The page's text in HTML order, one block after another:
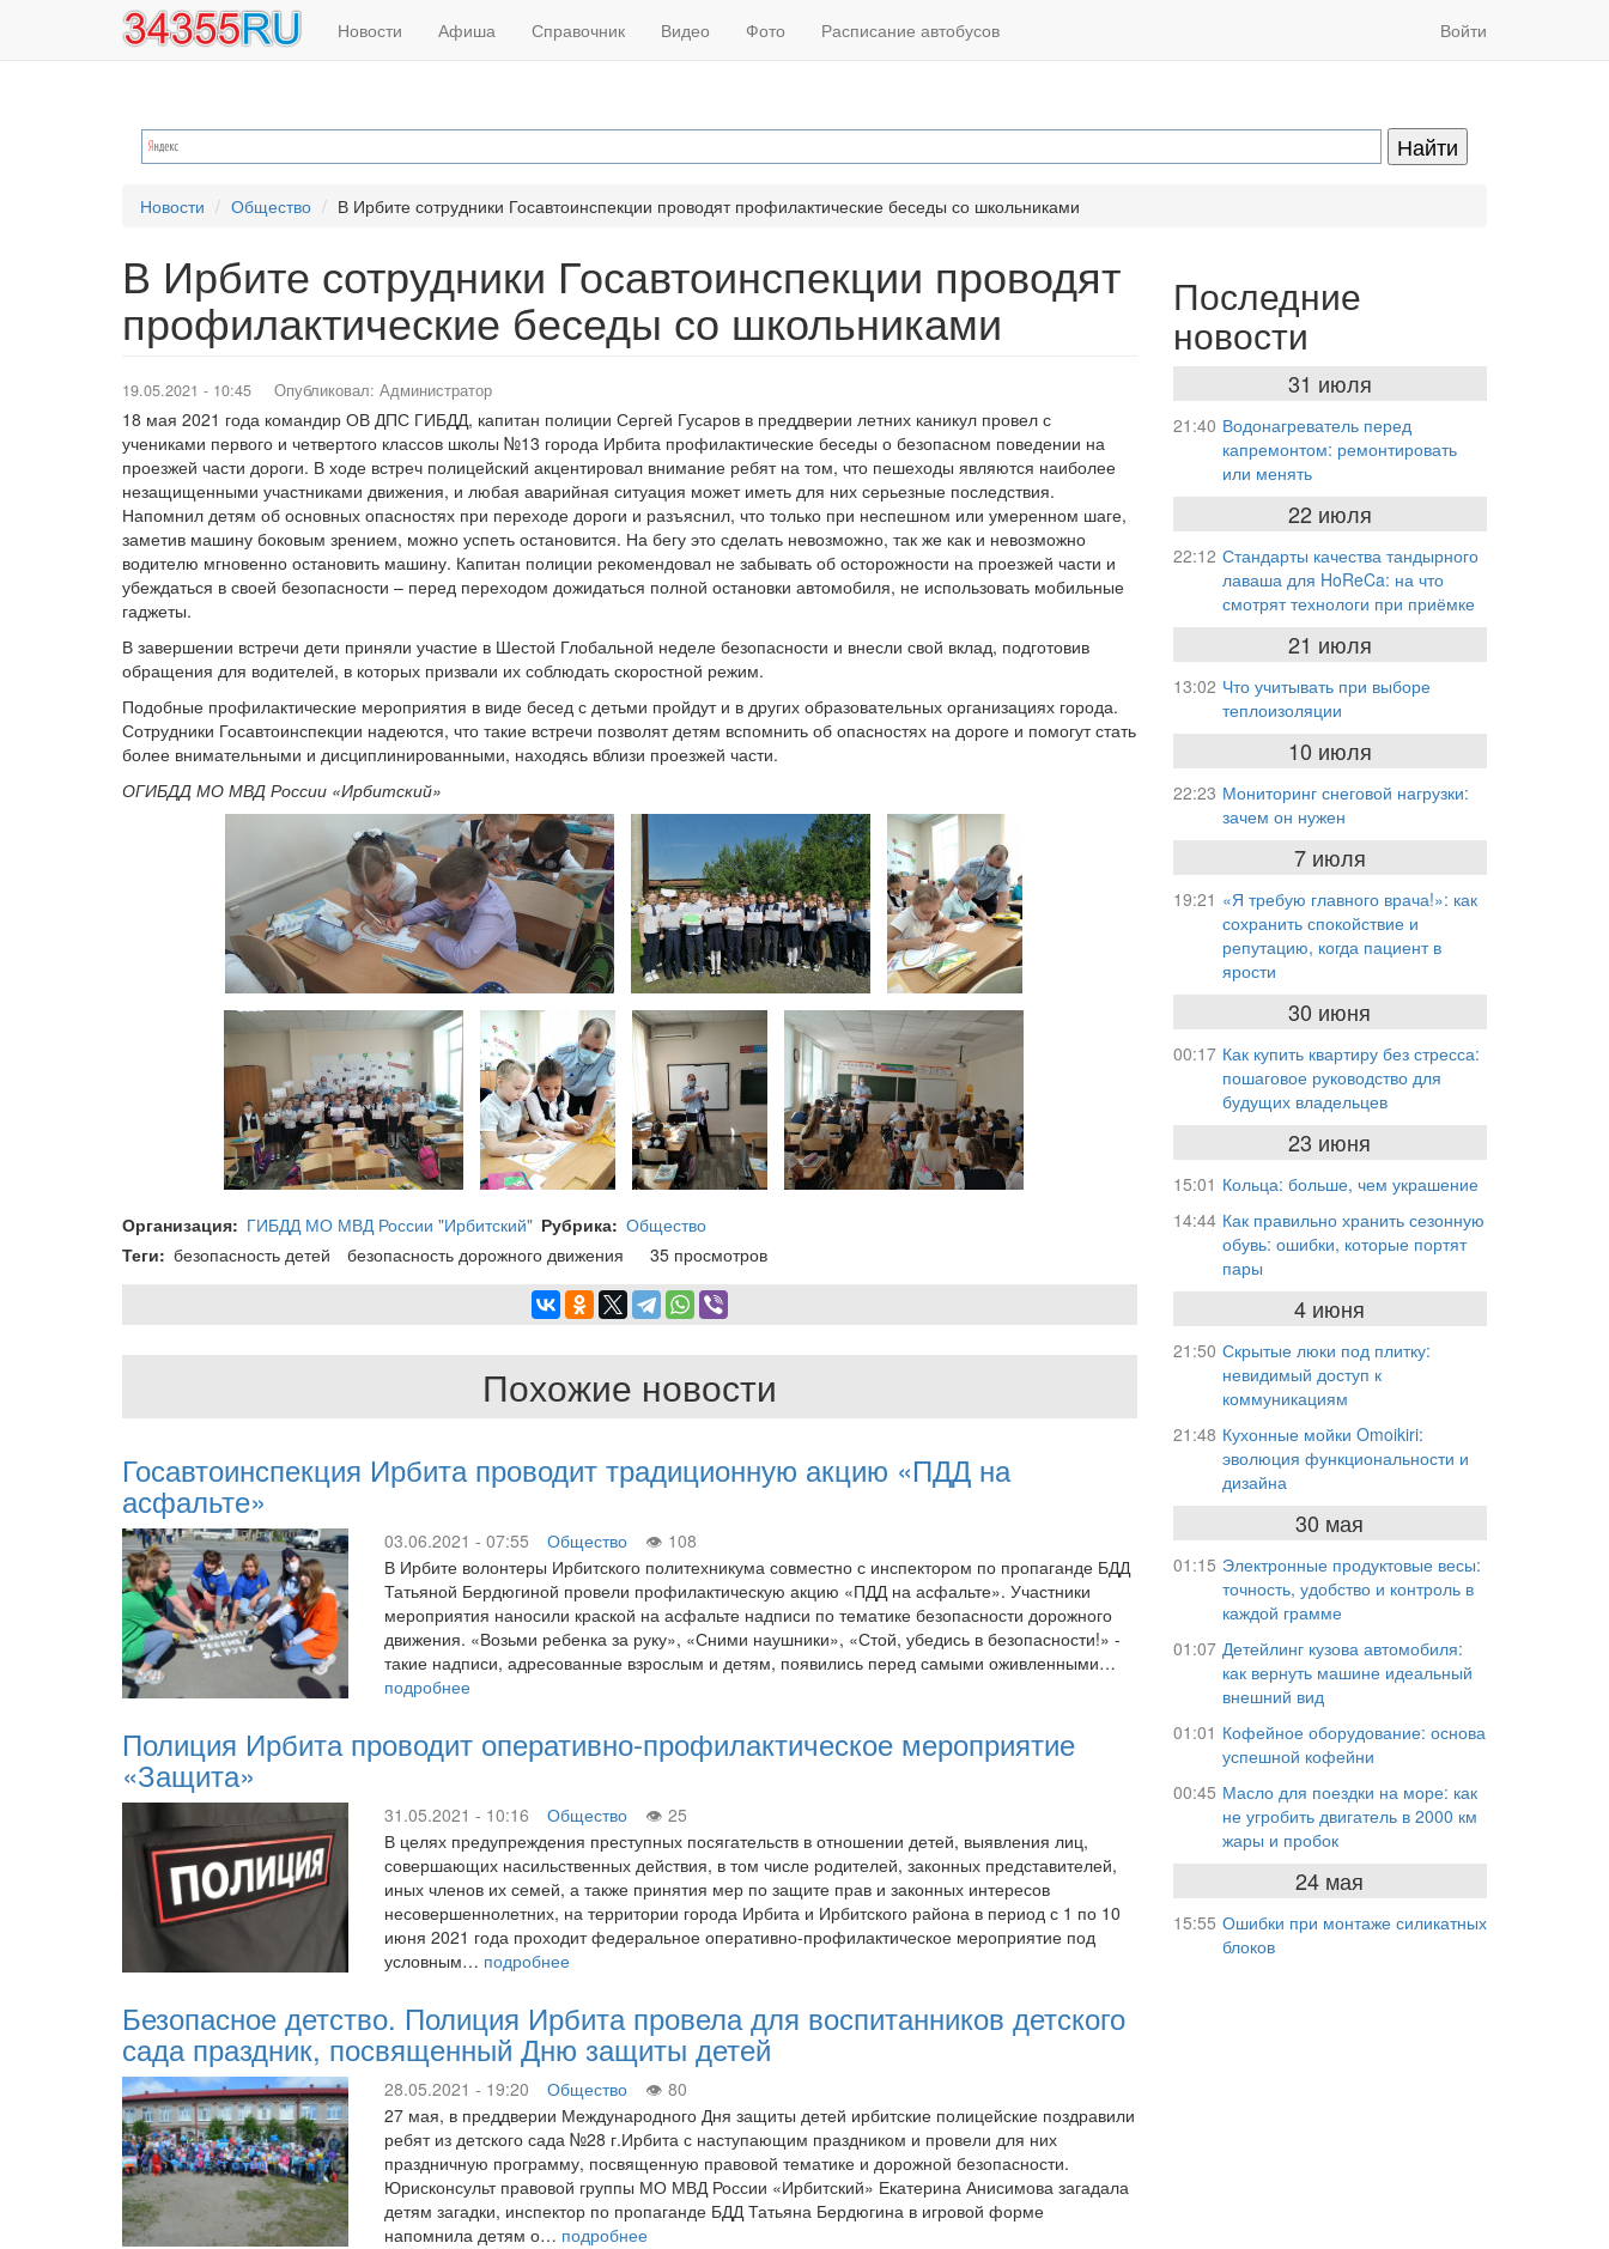
основному
Основная
навигация
Новости Афиша Справочник Видео Фото Расписание автобусов
Меню
учётной
пользователя
Войти
Новости Общество В Ирбите сотрудники Госавтоинспекции проводят профилактические беседы со школьниками
В Ирбите сотрудники Госавтоинспекции проводят
профилактические беседы со школьниками
19.05.2021 - 10:45 Опубликовал: Администратор
18 мая 2021 года командир ОВ ДПС ГИБДД, капитан полиции Сергей Гусаров в преддверии летних каникул провел с
учениками первого и четвертого классов школы №13 города Ирбита профилактические беседы о безопасном поведении на
проезжей части дороги. В ходе встреч полицейский акцентировал внимание ребят на том, что пешеходы являются наиболее
незащищенными участниками движения, и любая аварийная ситуация может иметь для них серьезные последствия.
Напомнил детям об основных опасностях при переходе дороги и разъяснил, что только при неспешном или умеренном шаге,
заметив машину боковым зрением, можно успеть остановится. На бегу это сделать невозможно, так же как и невозможно
водителю мгновенно остановить машину. Капитан полиции рекомендовал не забывать об осторожности на проезжей части и
убеждаться в своей безопасности – перед переходом дожидаться полной остановки автомобиля, не использовать мобильные
гаджеты.
В завершении встречи дети приняли участие в Шестой Глобальной неделе безопасности и внесли свой вклад, подготовив
обращения для водителей, в которых призвали их соблюдать скоростной режим.
Подобные профилактические мероприятия в виде бесед с детьми пройдут и в других образовательных организациях города.
Сотрудники Госавтоинспекции надеются, что такие встречи позволят детям вспомнить об опасностях на дороге и помогут стать
более внимательными и дисциплинированными, находясь вблизи проезжей части.
ОГИБДД МО МВД России «Ирбитский»
Организация ГИБДД МО МВД России "Ирбитский" Рубрика Общество
Теги
безопасность детей безопасность дорожного движения 35 просмотров
Похожие новости
Госавтоинспекция Ирбита проводит традиционную акцию «ПДД на
асфальте»
03.06.2021 - 07:55 Общество
108
В Ирбите волонтеры Ирбитского политехникума совместно с инспектором по пропаганде БДД
Татьяной Бердюгиной провели профилактическую акцию «ПДД на асфальте». Участники
мероприятия наносили краской на асфальте надписи по тематике безопасности дорожного
движения. «Возьми ребенка за руку», «Сними наушники», «Стой, убедись в безопасности!» -
такие надписи, адресованные взрослым и детям, появились перед самыми оживленными…
подробнее
Полиция Ирбита проводит оперативно-профилактическое мероприятие
«Защита»
31.05.2021 - 10:16 Общество
25
В целях предупреждения преступных посягательств в отношении детей, выявления лиц,
совершающих насильственных действия, в том числе родителей, законных представителей,
иных членов их семей, а также принятия мер по защите прав и законных интересов
несовершеннолетних, на территории города Ирбита и Ирбитского района в период с 1 по 10
июня 2021 года проходит федеральное оперативно-профилактическое мероприятие под
условным… подробнее
Безопасное детство. Полиция Ирбита провела для воспитанников детского
сада праздник, посвященный Дню защиты детей
28.05.2021 - 19:20 Общество
80
27 мая, в преддверии Международного Дня защиты детей ирбитские полицейские поздравили
ребят из детского сада №28 г.Ирбита с наступающим праздником и провели для них
праздничную программу, посвященную правовой тематике и дорожной безопасности.
Юрисконсульт правовой группы МО МВД России «Ирбитский» Екатерина Анисимова загадала
детям загадки, инспектор по пропаганде БДД Татьяна Бердюгина в игровой форме
напомнила детям о… подробнее
Последние
новости
31 июля
21:40 Водонагреватель перед
капремонтом: ремонтировать
или менять
22 июля
22:12 Стандарты качества тандырного
лаваша для HoReCa: на что
смотрят технологи при приёмке
21 июля
13:02 Что учитывать при выборе
теплоизоляции
10 июля
22:23 Мониторинг снеговой нагрузки:
зачем он нужен
7 июля
19:21 «Я требую главного врача!»: как
сохранить спокойствие и
репутацию, когда пациент в
ярости
30 июня
00:17 Как купить квартиру без стресса:
пошаговое руководство для
будущих владельцев
23 июня
15:01 Кольца: больше, чем украшение
14:44 Как правильно хранить сезонную
обувь: ошибки, которые портят
пары
4 июня
21:50 Скрытые люки под плитку:
невидимый доступ к
коммуникациям
21:48 Кухонные мойки Omoikiri:
эволюция функциональности и
дизайна
30 мая
01:15 Электронные продуктовые весы:
точность, удобство и контроль в
каждой грамме
01:07 Детейлинг кузова автомобиля:
как вернуть машине идеальный
внешний вид
01:01 Кофейное оборудование: основа
успешной кофейни
00:45 Масло для поездки на море: как
не угробить двигатель в 2000 км
жары и пробок
24 мая
15:55 Ошибки при монтаже силикатных
блоков